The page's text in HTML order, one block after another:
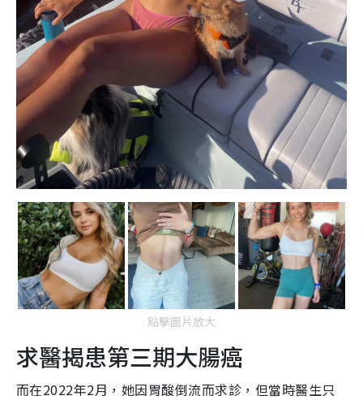
點擊圖片放大
求醫揭患第三期大腸癌
而在2022年2月，她因胃酸倒流而求診，但當時醫生只